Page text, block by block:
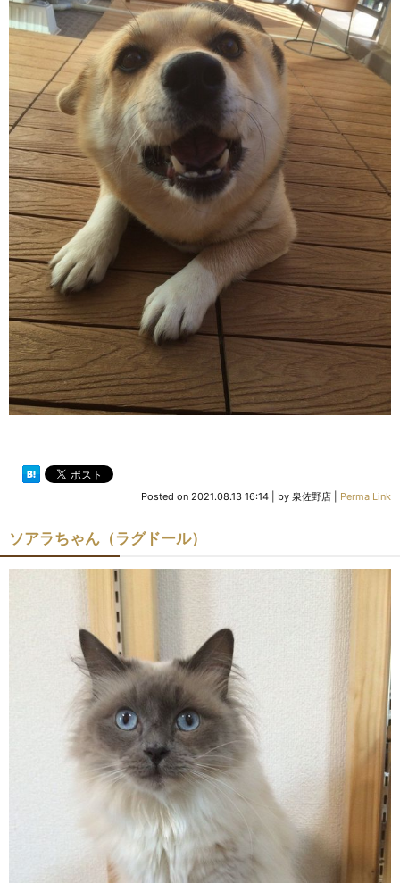
Posted on 2021.08.13 16:14 by 泉佐野店 Perma Link
ソアラちゃん（ラグドール）